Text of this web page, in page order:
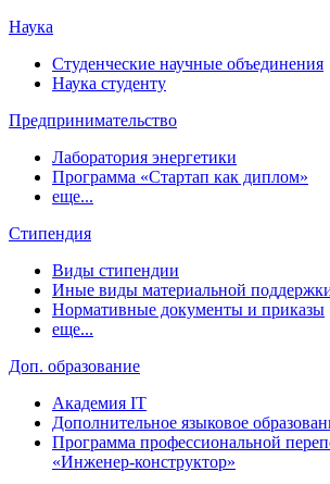
Наука
Студенческие научные объединения
Наука студенту
Предпринимательство
Лаборатория энергетики
Программа «Стартап как диплом»
еще...
Стипендия
Виды стипендии
Иные виды материальной
Нормативные документы и приказы
еще...
Доп. образование
Академия IT
Дополнительное языковое
Программа профессиональной
«Инженер-конструктор»